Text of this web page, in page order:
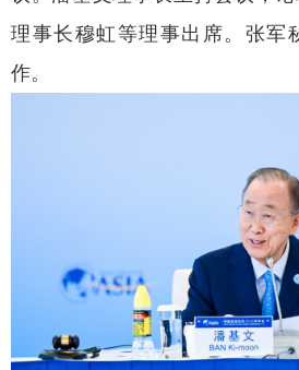
理事长穆虹等理事出席。张军
作。